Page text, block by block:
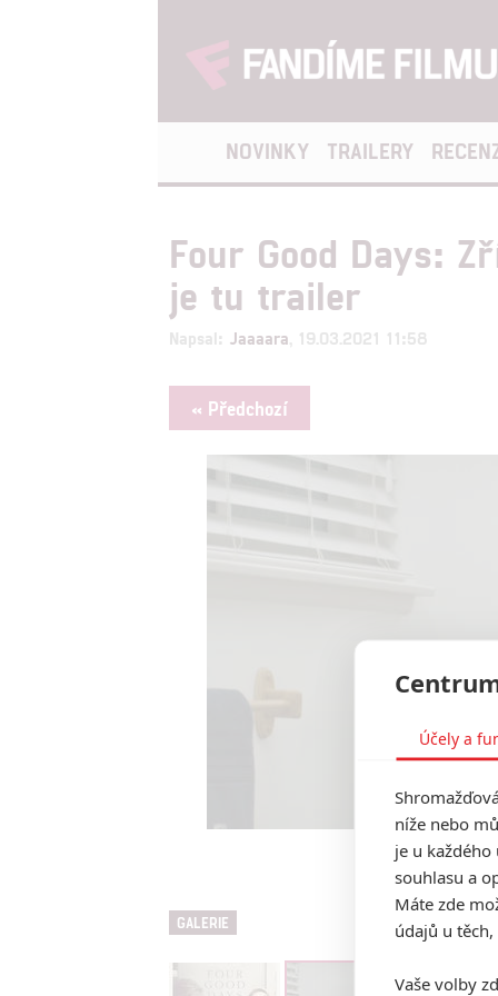
NOVINKY TRAILERY
Four Good Days:
je tu trailer
Napsal: Jaaaara , 19.03.2021 11:58
« Předchozí
Four Good
GALERIE
Účely a
níže nebo
je u
souhlasu a
Máte zde
údajů u
Vaše volby